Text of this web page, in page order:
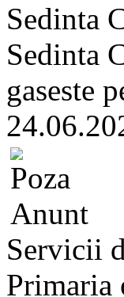
Sedinta
Sedinta
gaseste
Servicii
Primaria